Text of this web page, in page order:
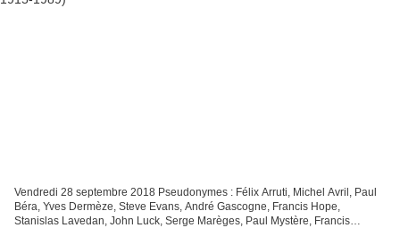
Vendredi 28 septembre 2018 Pseudonymes : Félix Arruti, Michel Avril, Paul
Béra, Yves Dermèze, Steve Evans, André Gascogne, Francis Hope,
Stanislas Lavedan, John Luck, Serge Marèges, Paul Mystère, Francis